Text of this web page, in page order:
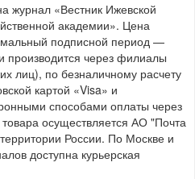
журнал «Вестник Ижевской
академии». Цена
подписной период —
производится через филиалы
лиц), по безналичному расчету
картой «Visa» и
способами оплаты через
осуществляется АО "Почта
России. По Москве и
доступна курьерская